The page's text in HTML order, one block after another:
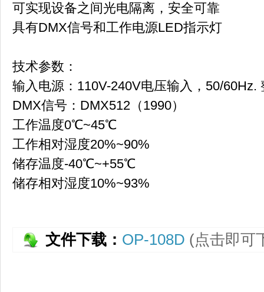
可实现设备之间光电隔离，安全可靠
具有DMX信号和工作电源LED指示灯
技术参数：
输入电源：110V-240V电压输入，50/60Hz.
DMX信号：DMX512（1990）
工作温度0℃~45℃
工作相对湿度20%~90%
储存温度-40℃~+55℃
储存相对湿度10%~93%
文件下载： OP-108D (点击即可